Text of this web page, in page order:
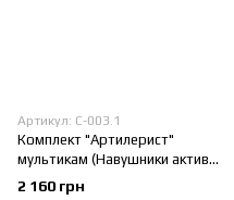
Артикул: C-003.1
Комплект "Артилерист"
мультикам (Навушники активні
+ підсумок)
2 160 грн